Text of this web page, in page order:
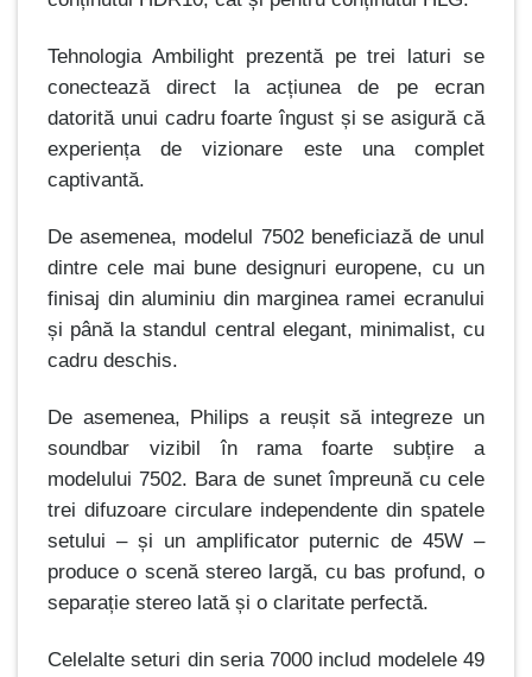
Tehnologia Ambilight prezentă pe trei laturi se
conectează direct la acțiunea de pe ecran
datorită unui cadru foarte îngust și se asigură că
experiența de vizionare este una complet
captivantă.
De asemenea, modelul 7502 beneficiază de unul
dintre cele mai bune designuri europene, cu un
finisaj din aluminiu din marginea ramei ecranului
și până la standul central elegant, minimalist, cu
cadru deschis.
De asemenea, Philips a reușit să integreze un
soundbar vizibil în rama foarte subțire a
modelului 7502. Bara de sunet împreună cu cele
trei difuzoare circulare independente din spatele
setului – și un amplificator puternic de 45W –
produce o scenă stereo largă, cu bas profund, o
separație stereo lată și o claritate perfectă.
Celelalte seturi din seria 7000 includ modelele 49